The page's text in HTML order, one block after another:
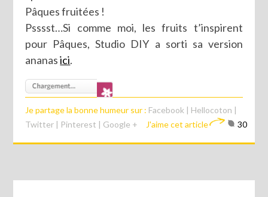
Pâques fruitées !
Psssst…Si comme moi, les fruits t’inspirent
pour Pâques, Studio DIY a sorti sa version
ananasici.
Je partage la bonne humeur sur : Facebook | Hellocoton |
Twitter | Pinterest | Google + J'aime cet article 30